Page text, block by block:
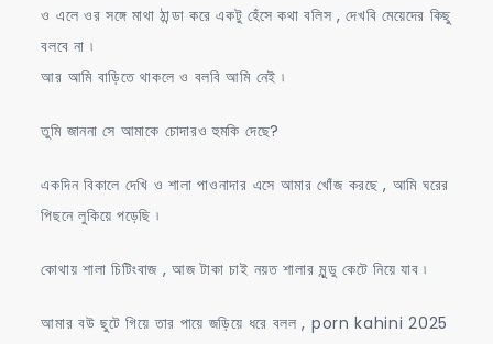
ও এলে ওর সঙ্গে মাথা ঠান্ডা করে একটু হেঁসে কথা বলিস , দেখবি মেয়েদের কিছু
বলবে না ৷
আর আমি বাড়িতে থাকলে ও বলবি আমি নেই ৷
তুমি জাননা সে আমাকে চোদারও হুমকি দেছে?
একদিন বিকালে দেখি ও শালা পাওনাদার এসে আমার খোঁজ করছে , আমি ঘরের
পিছনে লুকিয়ে পড়েছি ৷
কোথায় শালা চিটিংবাজ , আজ টাকা চাই নয়ত শালার মুন্ডু কেটে নিয়ে যাব ৷
আমার বউ ছুটে গিয়ে তার পায়ে জড়িয়ে ধরে বলল , porn kahini 2025